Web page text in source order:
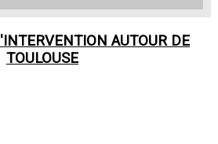
AUTOUR DE
TOULOUSE